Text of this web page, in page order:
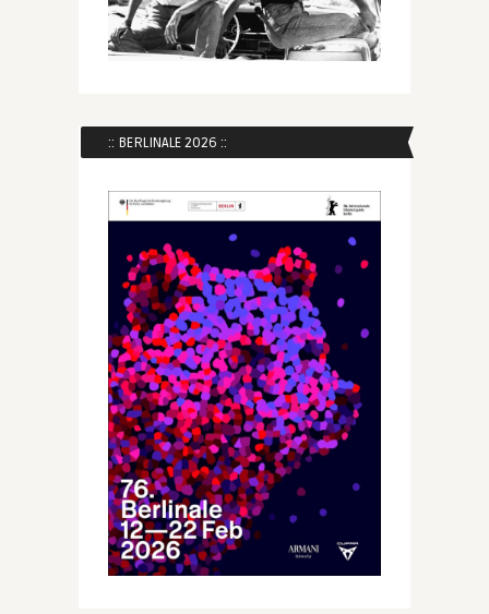
:: BERLINALE 2026 ::